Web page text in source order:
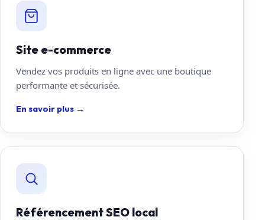
Site e-commerce
Vendez vos produits en ligne avec une boutique
performante et sécurisée.
En savoir plus →
Référencement SEO local